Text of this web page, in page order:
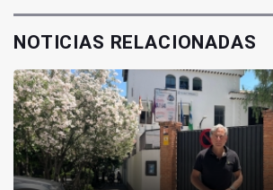
NOTICIAS RELACIONADAS